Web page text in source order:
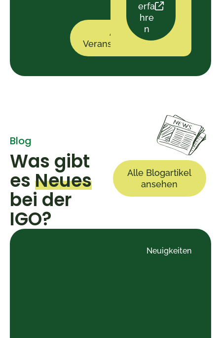
Alle
Veranstaltungen
erfa
hre
n
Blog
Was gibt
esNeues
bei der
IGO?
Alle Blogartikel
ansehen
Neuigkeiten